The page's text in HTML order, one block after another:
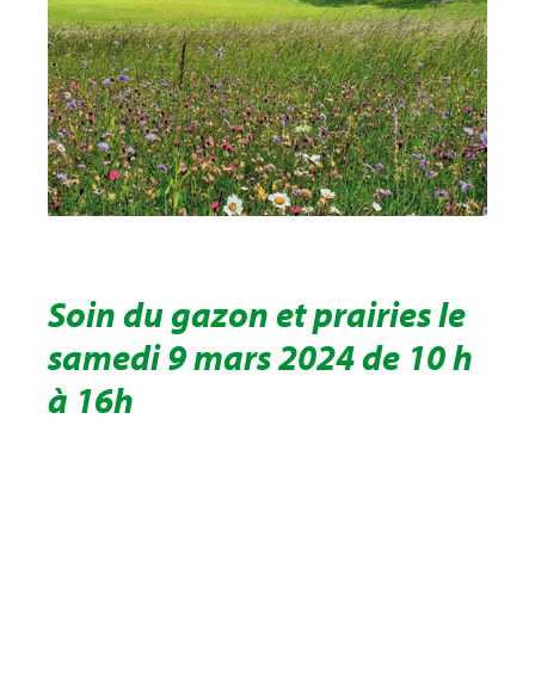
Actualités
Soin du gazon et prairies le
samedi 9 mars 2024 de 10 h
à 16h